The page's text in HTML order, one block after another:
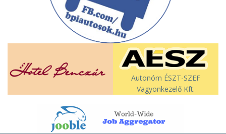
Autonóm ÉSZT-SZEF
Vagyonkezelő Kft.